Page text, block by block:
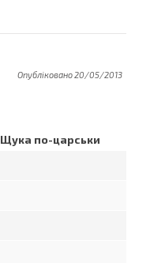
Опубліковано 20/05/2013
Щука по-царськи